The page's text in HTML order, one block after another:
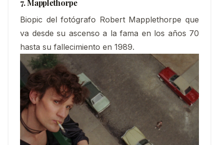
7. Mapplethorpe
Biopic del fotógrafo Robert Mapplethorpe que
va desde su ascenso a la fama en los años 70
hasta su fallecimiento en 1989.